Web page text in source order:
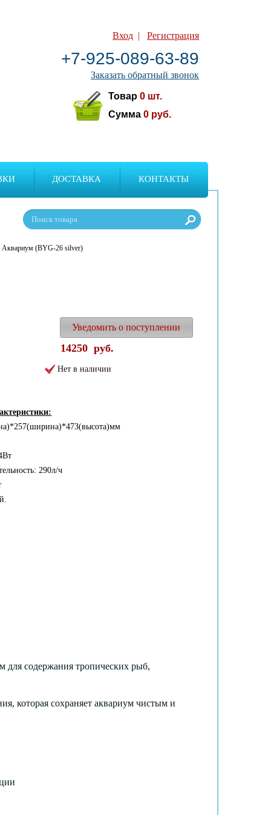
Вход |Регистрация
+7-925-089-63-89
Заказать обратный звонок
Товар0 шт.
Сумма0 руб.
ДОСТАВКА КОНТАКТЫ
Аквариум (BYG-26 silver)
Уведомить о поступлении
14250 руб.
Нет в наличии
290л/ч
для содержания тропических рыб,
которая сохраняет аквариум чистым и